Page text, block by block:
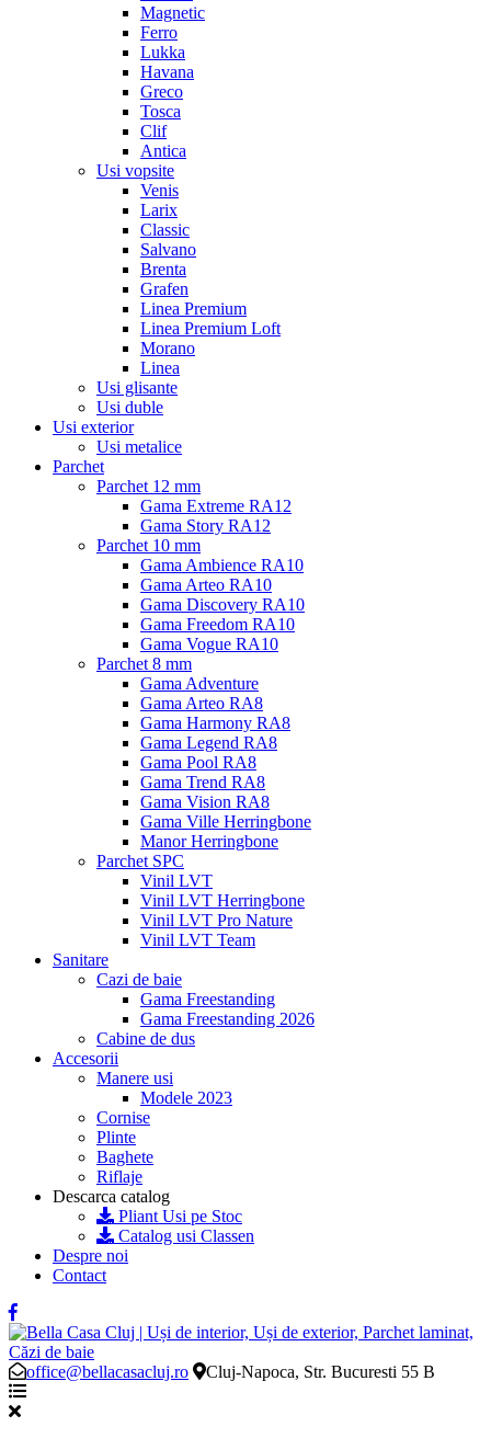
Magnetic
Ferro
Lukka
Havana
Greco
Tosca
Clif
Antica
Usi vopsite
Venis
Larix
Classic
Salvano
Brenta
Grafen
Linea Premium
Linea Premium Loft
Morano
Linea
Usi glisante
Usi duble
Usi exterior
Usi metalice
Parchet
Parchet 12 mm
Gama Extreme RA12
Gama Story RA12
Parchet 10 mm
Gama Ambience RA10
Gama Arteo RA10
Gama Discovery RA10
Gama Freedom RA10
Gama Vogue RA10
Parchet 8 mm
Gama Adventure
Gama Arteo RA8
Gama Harmony RA8
Gama Legend RA8
Gama Pool RA8
Gama Trend RA8
Gama Vision RA8
Gama Ville Herringbone
Manor Herringbone
Parchet SPC
Vinil LVT
Vinil LVT Herringbone
Vinil LVT Pro Nature
Vinil LVT Team
Sanitare
Cazi de baie
Gama Freestanding
Gama Freestanding 2026
Cabine de dus
Accesorii
Manere usi
Modele 2023
Cornise
Plinte
Baghete
Riflaje
Descarca catalog
Pliant Usi pe Stoc
Catalog usi Classen
Despre noi
Contact
office@bellacasacluj.ro Cluj-Napoca, Str. Bucuresti 55 B